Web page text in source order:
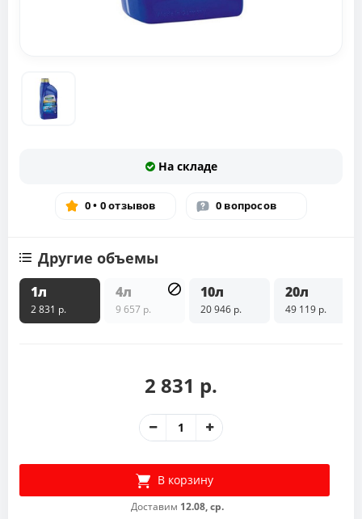
На складе
0 • 0 отзывов 0 вопросов
Другие объемы
1л
2 831 р.
4л
9 657 р.
10л
20 946 р.
20л
49 119 р.
2 831 р.
В корзину
Доставим 12.08, ср.